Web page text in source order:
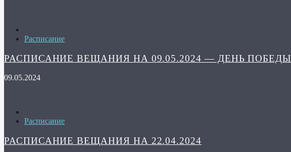
Расписание
РАСПИСАНИЕ ВЕЩАНИЯ НА 09.05.2024 — ДЕНЬ ПОБЕДЫ
09.05.2024
Расписание
РАСПИСАНИЕ ВЕЩАНИЯ НА 22.04.2024